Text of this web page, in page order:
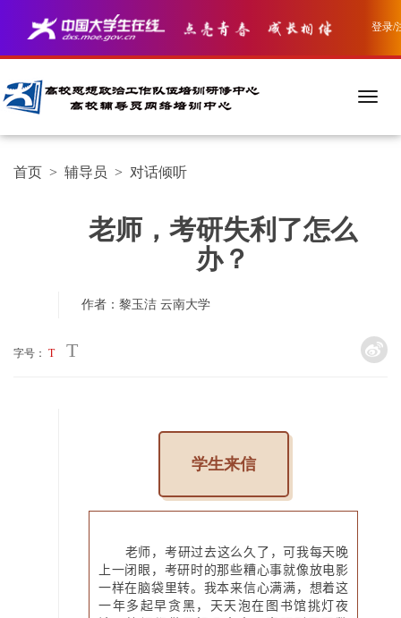
登录/
首页 > 辅导员 > 对话倾听
老师，考研失利了怎么
办？
作者：黎玉洁 云南大学
字号： T T
学生来信
老师，考研过去这么久了，可我每天晚
上一闭眼，考研时的那些糟心事就像放电影
一样在脑袋里转。我本来信心满满，想着这
一年多起早贪黑，天天泡在图书馆挑灯夜